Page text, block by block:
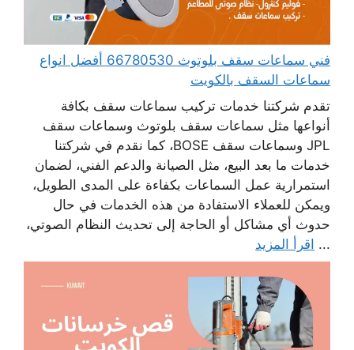
فني سماعات سقف بلوتوث 66780530 أفضل انواع
سماعات السقف بالكويت
تقدم شركتنا خدمات تركيب سماعات سقف بكافة
أنواعها مثل سماعات سقف بلوتوث وسماعات سقف
JPL وسماعات سقف BOSE، كما نقدم في شركتنا
خدمات ما بعد البيع، مثل الصيانة والدعم الفني، لضمان
استمرارية عمل السماعات بكفاءة على المدى الطويل،
ويمكن للعملاء الاستفادة من هذه الخدمات في حال
حدوث أي مشاكل أو الحاجة إلى تحديث النظام الصوتي،
... اقرأ المزيد